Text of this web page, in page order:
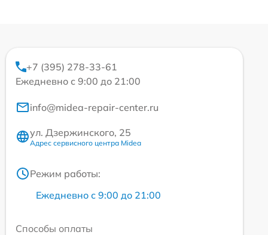
+7 (395) 278-33-61
Ежедневно с 9:00 до 21:00
info@midea-repair-center.ru
ул. Дзержинского, 25
Адрес сервисного центра Midea
Режим работы:
Ежедневно с 9:00 до 21:00
Способы оплаты